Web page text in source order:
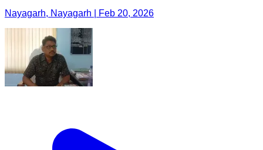
Nayagarh, Nayagarh | Feb 20, 2026